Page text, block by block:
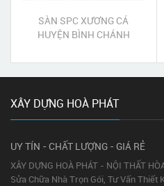
SÀN SPC XƯƠNG CÁ
HUYỆN BÌNH CHÁNH
XÂY DỰNG HOÀ PHÁT
UY TÍN - CHẤT LƯỢNG - GIÁ RẺ
XÂY DỰNG HOÀ PHÁT - NỘI THẤT
Sửa Chữa Nhà Trọn Gói, Tư Vấn Thiết